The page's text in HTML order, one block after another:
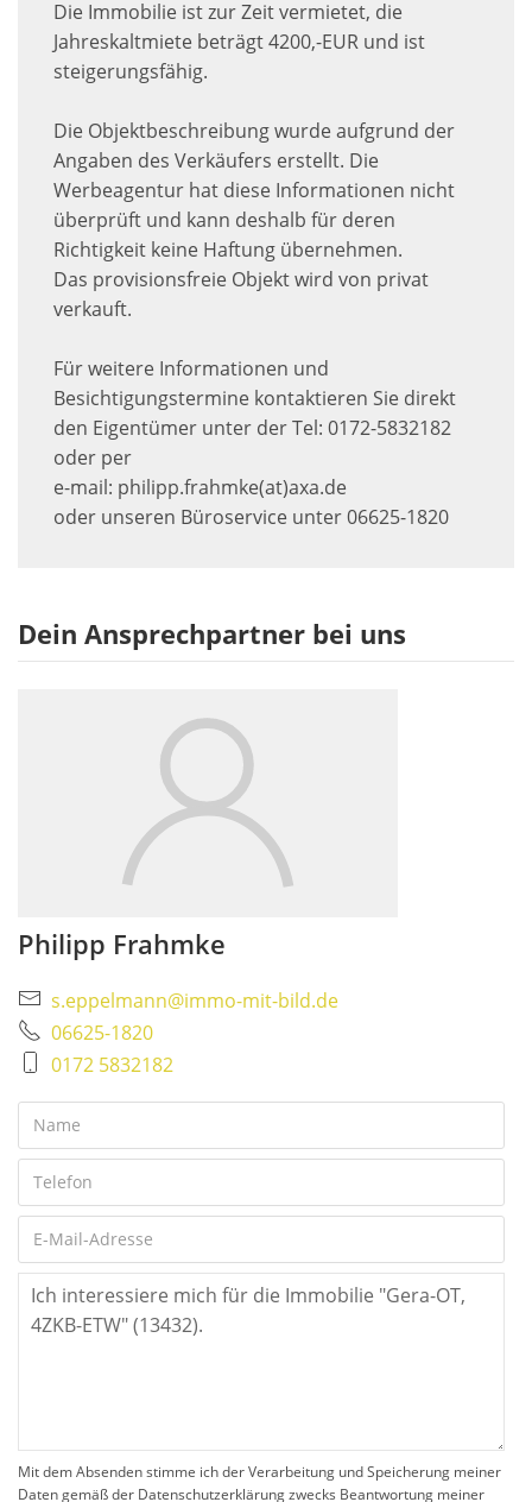
Die Immobilie ist zur Zeit vermietet, die
Jahreskaltmiete beträgt 4200,-EUR und ist
steigerungsfähig.
Die Objektbeschreibung wurde aufgrund der
Angaben des Verkäufers erstellt. Die
Werbeagentur hat diese Informationen nicht
überprüft und kann deshalb für deren
Richtigkeit keine Haftung übernehmen.
Das provisionsfreie Objekt wird von privat
verkauft.
Für weitere Informationen und
Besichtigungstermine kontaktieren Sie direkt
den Eigentümer unter der Tel: 0172-5832182
oder per
e-mail: philipp.frahmke(at)axa.de
oder unseren Büroservice unter 06625-1820
Dein Ansprechpartner bei uns
Philipp Frahmke
s.eppelmann@immo-mit-bild.de
06625-1820
0172 5832182
Mit dem Absenden stimme ich der Verarbeitung und Speicherung meiner
Daten gemäß der Datenschutzerklärung zwecks Beantwortung meiner